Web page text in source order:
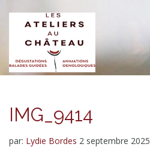
IMG_9414
par: Lydie Bordes 2 septembre 2025